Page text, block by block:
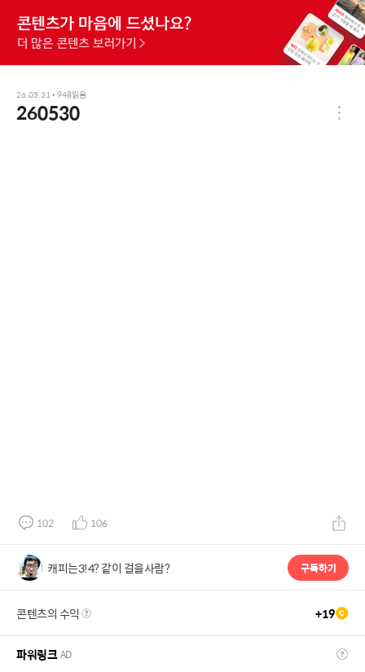
26.05.31• 948읽음
260530
102 106
캐피는3!4? 같이 걸을사람? 구독하기
콘텐츠의 수익 +19
파워링크AD